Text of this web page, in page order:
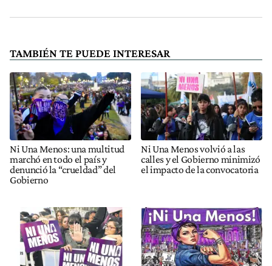
TAMBIÉN TE PUEDE INTERESAR
Ni Una Menos: una multitud
marchó en todo el país y
denunció la “crueldad” del
Gobierno
Ni Una Menos volvió a las
calles y el Gobierno minimizó
el impacto de la convocatoria